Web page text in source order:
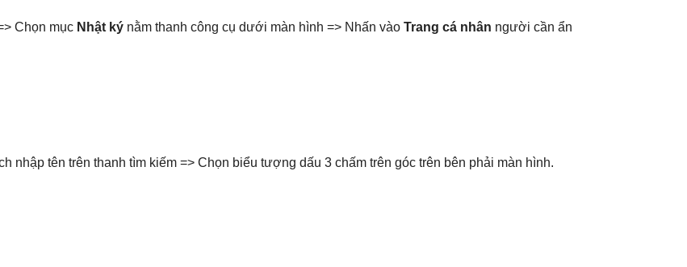
Chọn mục Nhật ký nằm thanh công cụ dưới màn hình => Nhấn vào Trang cá nhân người cần ẩn
nhập tên trên thanh tìm kiếm => Chọn biểu tượng dấu 3 chấm trên góc trên bên phải màn hình.